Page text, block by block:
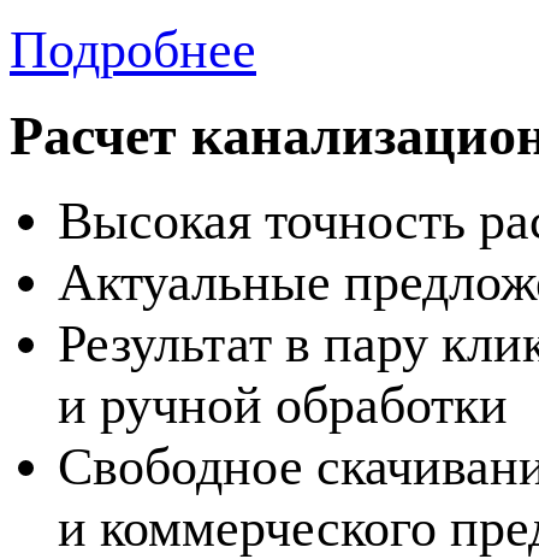
Подробнее
Расчет
Высокая точность
Актуальные
Результат в пару
и ручной обработки
Свободное
и коммерческого